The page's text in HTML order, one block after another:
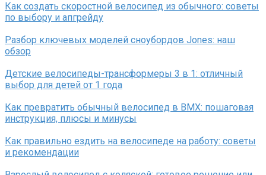
Как создать скоростной велосипед из обычного: советы
по выбору и апгрейду
Разбор ключевых моделей сноубордов Jones: наш
обзор
Детские велосипеды-трансформеры 3 в 1: отличный
выбор для детей от 1 года
Как превратить обычный велосипед в BMX: пошаговая
инструкция, плюсы и минусы
Как правильно ездить на велосипеде на работу: советы
и рекомендации